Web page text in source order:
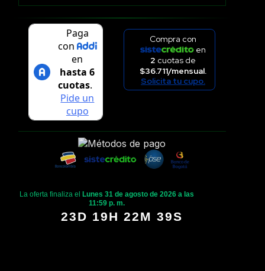
Compra con
en
2 cuotas de
$36.711/mensual.
Solicita tu cupo.
La oferta finaliza el
Lunes 31 de agosto de 2026 a las
11:59 p. m.
23D 19H 22M 39S